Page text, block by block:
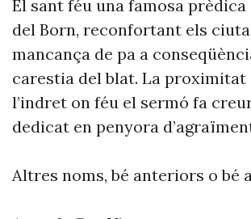
El sant féu una famosa
del Born, reconfortant els
mancança de pa a
carestia del blat. La
l’indret on féu el sermó fa
dedicat en penyora
Altres noms, bé anteriors o bé